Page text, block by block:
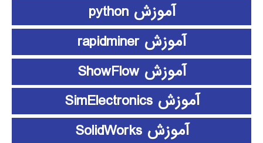
آموزش python
آموزش rapidminer
آموزش ShowFlow
آموزش SimElectronics
آموزش SolidWorks